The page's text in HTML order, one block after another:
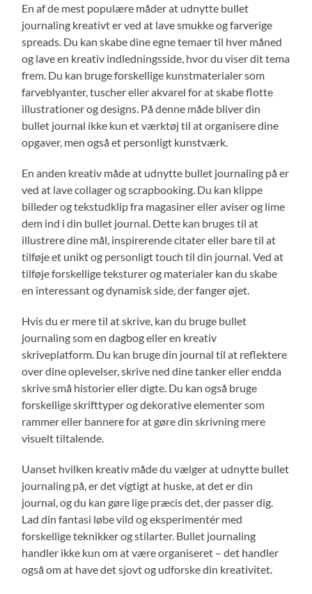
En af de mest populære måder at udnytte bullet
journaling kreativt er ved at lave smukke og farverige
spreads. Du kan skabe dine egne temaer til hver måned
og lave en kreativ indledningsside, hvor du viser dit tema
frem. Du kan bruge forskellige kunstmaterialer som
farveblyanter, tuscher eller akvarel for at skabe flotte
illustrationer og designs. På denne måde bliver din
bullet journal ikke kun et værktøj til at organisere dine
opgaver, men også et personligt kunstværk.
En anden kreativ måde at udnytte bullet journaling på er
ved at lave collager og scrapbooking. Du kan klippe
billeder og tekstudklip fra magasiner eller aviser og lime
dem ind i din bullet journal. Dette kan bruges til at
illustrere dine mål, inspirerende citater eller bare til at
tilføje et unikt og personligt touch til din journal. Ved at
tilføje forskellige teksturer og materialer kan du skabe
en interessant og dynamisk side, der fanger øjet.
Hvis du er mere til at skrive, kan du bruge bullet
journaling som en dagbog eller en kreativ
skriveplatform. Du kan bruge din journal til at reflektere
over dine oplevelser, skrive ned dine tanker eller endda
skrive små historier eller digte. Du kan også bruge
forskellige skrifttyper og dekorative elementer som
rammer eller bannere for at gøre din skrivning mere
visuelt tiltalende.
Uanset hvilken kreativ måde du vælger at udnytte bullet
journaling på, er det vigtigt at huske, at det er din
journal, og du kan gøre lige præcis det, der passer dig.
Lad din fantasi løbe vild og eksperimentér med
forskellige teknikker og stilarter. Bullet journaling
handler ikke kun om at være organiseret – det handler
også om at have det sjovt og udforske din kreativitet.